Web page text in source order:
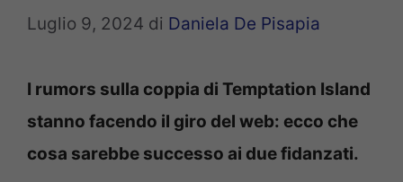
Luglio 9, 2024 di Daniela De Pisapia
I rumors sulla coppia di Temptation Island
stanno facendo il giro del web: ecco che
cosa sarebbe successo ai due fidanzati.